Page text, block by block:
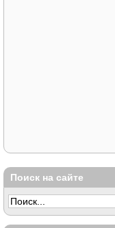
Поиск на сайте